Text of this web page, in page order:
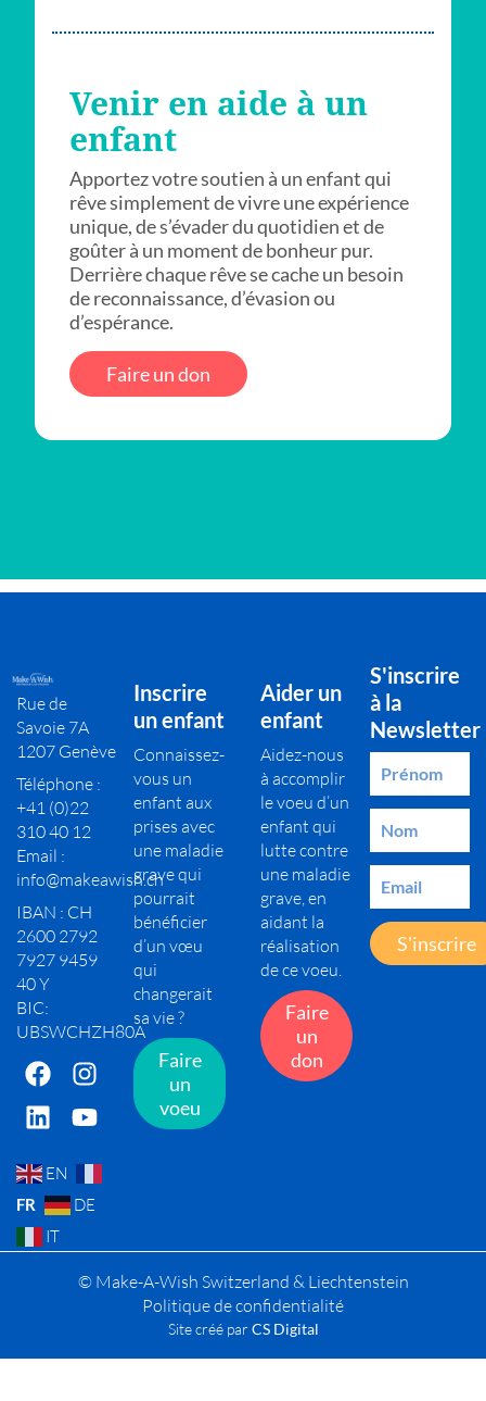
Venir en aide à un
enfant
Apportez votre soutien à un enfant qui
rêve simplement de vivre une expérience
unique, de s’évader du quotidien et de
goûter à un moment de bonheur pur.
Derrière chaque rêve se cache un besoin
de reconnaissance, d’évasion ou
d’espérance.
Faire un don
Rue de
Savoie 7A
1207 Genève
Téléphone :
+41 (0)22
310 40 12
Email :
info@makeawish.ch
IBAN : CH
2600 2792
7927 9459
40 Y
BIC:
UBSWCHZH80A
EN
FR
DE
IT
Inscrire
un enfant
Connaissez-
vous un
enfant aux
prises avec
une maladie
grave qui
pourrait
bénéficier
d’un vœu
qui
changerait
sa vie ?
Faire
un
voeu
Aider un
enfant
Aidez-nous
à accomplir
le voeu d’un
enfant qui
lutte contre
une maladie
grave, en
aidant la
réalisation
de ce voeu.
Faire
un
don
S'inscrire
à la
Newsletter
S'inscrire
© Make-A-Wish Switzerland & Liechtenstein
Politique de confidentialité
Site créé par CS Digital